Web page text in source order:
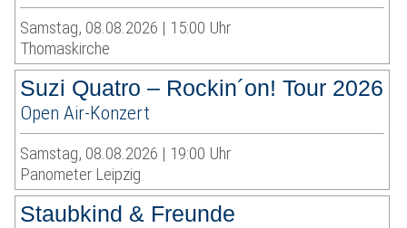
Samstag, 08.08.2026 | 15:00 Uhr
Thomaskirche
Suzi Quatro – Rockin´on! Tour 2026
Open Air-Konzert
Samstag, 08.08.2026 | 19:00 Uhr
Panometer Leipzig
Staubkind & Freunde